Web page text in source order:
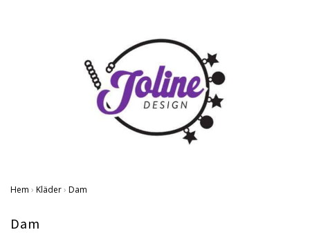
Hem › Kläder› Dam
Dam